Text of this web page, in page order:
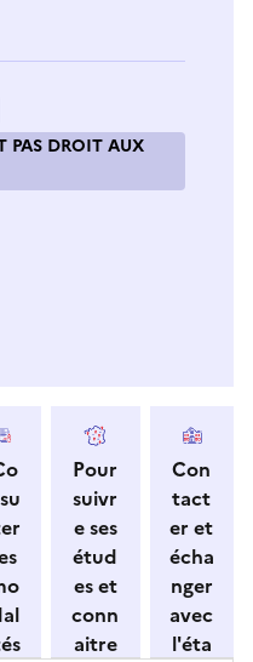
PAS DROIT AUX
Pour
suivr
e ses
étud
es et
conn
aitre
Con
tact
er et
écha
nger
avec
l'éta